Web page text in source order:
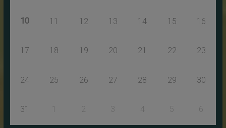
10 11 12 13 14 15 16
17 18 19 20 21 22 23
24 25 26 27 28 29 30
31 1 2 3 4 5 6